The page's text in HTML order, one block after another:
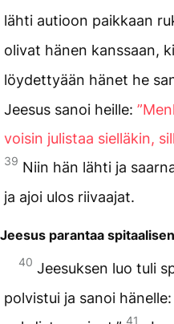
lähti autioon paikkaan
olivat hänen kanssaan,
löydettyään hänet he
Jeesus sanoi heille:
voisin julistaa sielläkin,
39 Niin hän lähti ja
ja ajoi ulos riivaajat.
Jeesus parantaa spitaalisen
40 Jeesuksen luo tuli
polvistui ja sanoi
41